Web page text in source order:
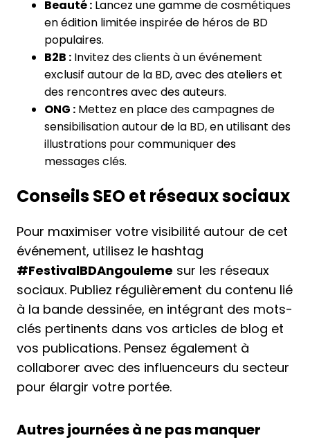
Beauté : Lancez une gamme de cosmétiques
en édition limitée inspirée de héros de BD
populaires.
B2B : Invitez des clients à un événement
exclusif autour de la BD, avec des ateliers et
des rencontres avec des auteurs.
ONG : Mettez en place des campagnes de
sensibilisation autour de la BD, en utilisant des
illustrations pour communiquer des
messages clés.
Conseils SEO et réseaux sociaux
Pour maximiser votre visibilité autour de cet
événement, utilisez le hashtag
#FestivalBDAngouleme sur les réseaux
sociaux. Publiez régulièrement du contenu lié
à la bande dessinée, en intégrant des mots-
clés pertinents dans vos articles de blog et
vos publications. Pensez également à
collaborer avec des influenceurs du secteur
pour élargir votre portée.
Autres journées à ne pas manquer